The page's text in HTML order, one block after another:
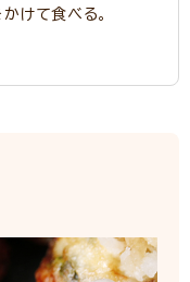
けて食べる。